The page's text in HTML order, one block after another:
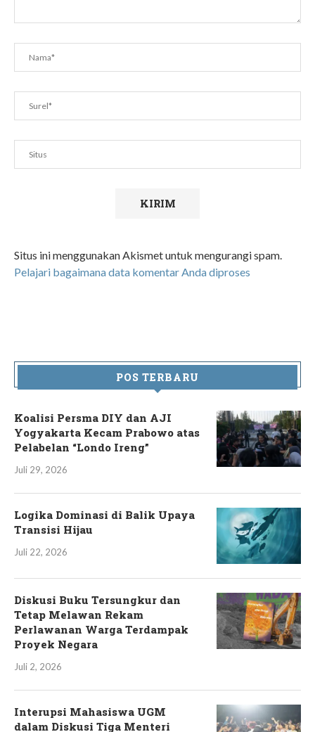
Situs ini menggunakan Akismet untuk mengurangi spam.
Pelajari bagaimana data komentar Anda diproses
POS TERBARU
Koalisi Persma DIY dan AJI
Yogyakarta Kecam Prabowo atas
Pelabelan “Londo Ireng”
Juli 29, 2026
Logika Dominasi di Balik Upaya
Transisi Hijau
Juli 22, 2026
Diskusi Buku Tersungkur dan
Tetap Melawan Rekam
Perlawanan Warga Terdampak
Proyek Negara
Juli 2, 2026
Interupsi Mahasiswa UGM
dalam Diskusi Tiga Menteri